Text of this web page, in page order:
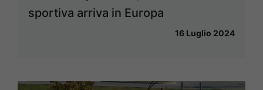
sportiva arriva in Europa
16 Luglio 2024